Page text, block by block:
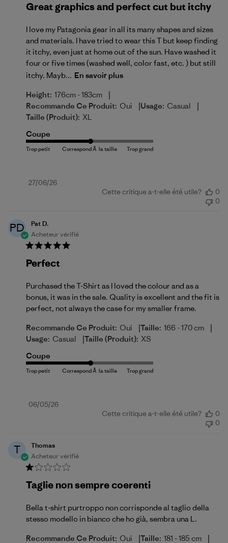
Great graphics and perfect cut but itchy
I love my Patagonia gear in all its many shapes and sizes
and materials. I have tried to wear this T but keep finding
it itchy, even just at home out of the sun. Have washed it
four or five times (washed well, color fast, etc. ) but still
itchy. Mayb... En savoir plus
Height: 176cm - 183cm |
Recommande Ce Produit: Oui |Usage: Casual |
Taille (produit): XL
Coupe
Date
27/06/26
Cette critique a-t-elle été utile?
0
0
PD
Pat D.
Acheteur vérifié
Perfect
Purchased the T-Shirt as I loved the colour and as a
bonus, it was in the sale. Quality is excellent and the fit is
perfect, not always the case for my smaller frame.
Recommande Ce Produit: Oui |Taille: 166 - 170 cm |
Usage: Casual |Taille (produit): XS
Coupe
Date
06/05/26
Cette critique a-t-elle été utile?
0
0
T
Thomas
Acheteur vérifié
Taglie non sempre coerenti
Bella t-shirt purtroppo non corrisponde al taglio della
stesso modello in bianco che ho già, sembra una L.
Recommande Ce Produit: Oui |Taille: 181 - 185 cm |